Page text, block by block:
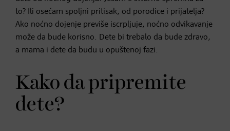
to? Ili osećam spoljni pritisak, od porodice i prijatelja?
Ako noćno dojenje previše iscrpljuje, noćno odvikavanje
može da bude korisno. Dete bi trebalo da bude zdravo,
a mama i dete da budu u opuštenoj fazi.
Kako da pripremite
dete?